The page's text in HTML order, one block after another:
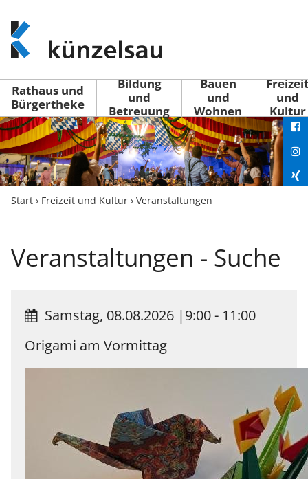
www.kuenzelsau.de
(zur
Startseite)
Rathaus und
Bürgertheke
Bildung
und
Betreuung
Bauen
und
Wohnen
Freizeit
und
Kultur
Start › Freizeit und Kultur › Veranstaltungen
Veranstaltungen - Suche
Samstag, 08.08.2026 |9:00 - 11:00
Origami am Vormittag